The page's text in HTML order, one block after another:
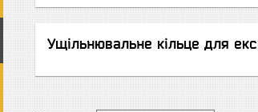
Ущільнювальне кільце для